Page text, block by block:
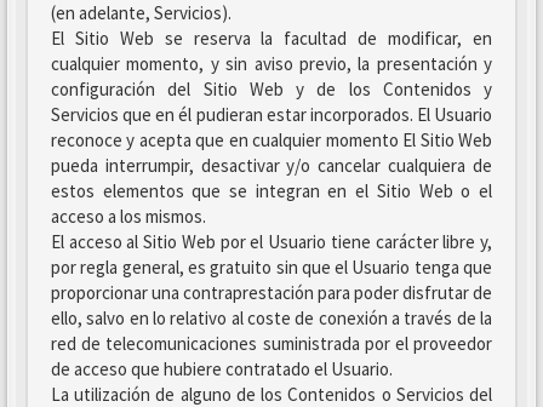
(en adelante, Servicios).
El Sitio Web se reserva la facultad de modificar, en
cualquier momento, y sin aviso previo, la presentación y
configuración del Sitio Web y de los Contenidos y
Servicios que en él pudieran estar incorporados. El Usuario
reconoce y acepta que en cualquier momento El Sitio Web
pueda interrumpir, desactivar y/o cancelar cualquiera de
estos elementos que se integran en el Sitio Web o el
acceso a los mismos.
El acceso al Sitio Web por el Usuario tiene carácter libre y,
por regla general, es gratuito sin que el Usuario tenga que
proporcionar una contraprestación para poder disfrutar de
ello, salvo en lo relativo al coste de conexión a través de la
red de telecomunicaciones suministrada por el proveedor
de acceso que hubiere contratado el Usuario.
La utilización de alguno de los Contenidos o Servicios del